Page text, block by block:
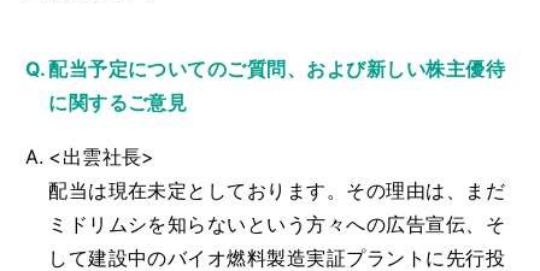
配当予定についてのご質問、および新しい株主優待
に関するご意見
<出雲社長>
配当は現在未定としております。その理由は、まだ
ミドリムシを知らないという方々への広告宣伝、そ
して建設中のバイオ燃料製造実証プラントに先行投